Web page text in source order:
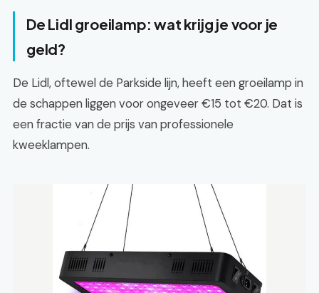
De Lidl groeilamp: wat krijg je voor je
geld?
De Lidl, oftewel de Parkside lijn, heeft een groeilamp in
de schappen liggen voor ongeveer €15 tot €20. Dat is
een fractie van de prijs van professionele
kweeklampen.